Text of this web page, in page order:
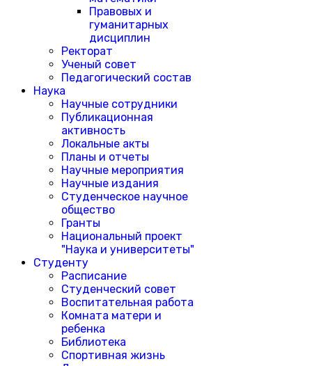
Правовых и
гуманитарных
дисциплин
Ректорат
Ученый совет
Педагогический состав
Наука
Научные сотрудники
Публикационная
активность
Локальные акты
Планы и отчеты
Научные мероприятия
Научные издания
Студенческое научное
общество
Гранты
Национальный проект
"Наука и университеты"
Студенту
Расписание
Студенческий совет
Воспитательная работа
Комната матери и
ребенка
Библиотека
Спортивная жизнь